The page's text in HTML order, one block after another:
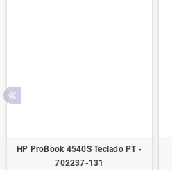
HP ProBook 4540S Teclado PT -
702237-131